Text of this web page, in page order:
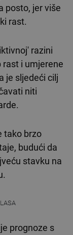
posto, jer više
rast.
razini
rast i umjerene
je sljedeći cilj
niti
tako brzo
budući da
stavku na
prognoze s